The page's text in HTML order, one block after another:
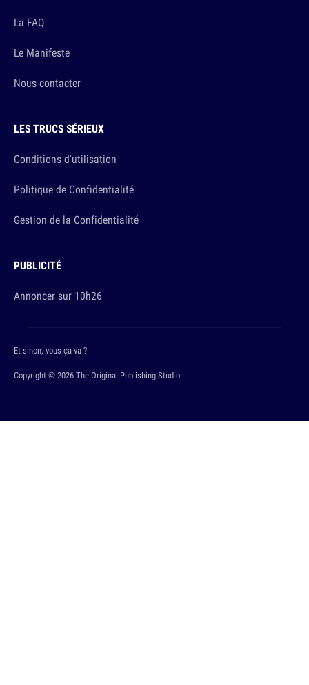
La FAQ
Le Manifeste
Nous contacter
LES TRUCS SÉRIEUX
Conditions d'utilisation
Politique de Confidentialité
Gestion de la Confidentialité
PUBLICITÉ
Annoncer sur 10h26
Copyright © 2026 The Original Publishing Studio
Et sinon, vous ça va ?